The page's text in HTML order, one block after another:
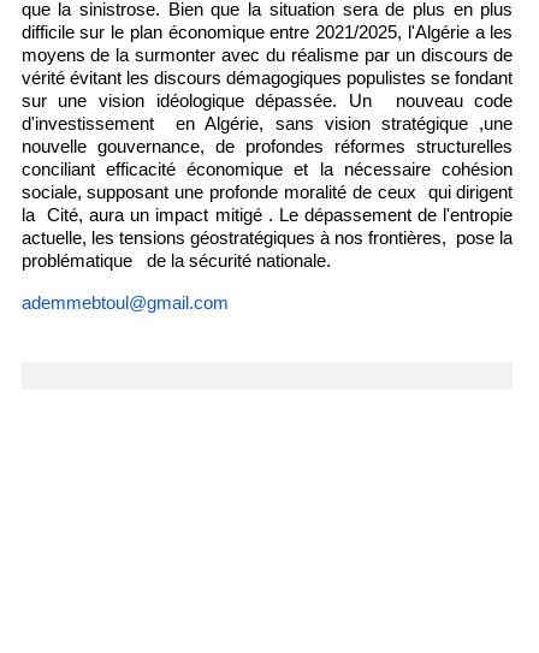
que la sinistrose. Bien que la situation sera de plus en plus
difficile sur le plan économique entre 2021/2025, l'Algérie a les
moyens de la surmonter avec du réalisme par un discours de
vérité évitant les discours démagogiques populistes se fondant
sur une vision idéologique dépassée. Un nouveau code
d'investissement en Algérie, sans vision stratégique ,une
nouvelle gouvernance, de profondes réformes structurelles
conciliant efficacité économique et la nécessaire cohésion
sociale, supposant une profonde moralité de ceux qui dirigent
la Cité, aura un impact mitigé . Le dépassement de l'entropie
actuelle, les tensions géostratégiques à nos frontières, pose la
problématique de la sécurité nationale.
ademmebtoul@gmail.com